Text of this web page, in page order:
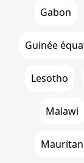
Gabon
Guinée
Lesotho
Malawi